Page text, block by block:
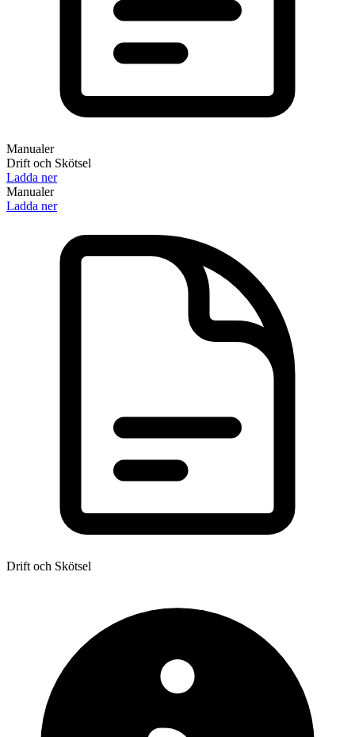
Manualer
Drift och Skötsel
Ladda ner
Manualer
Ladda ner
Drift och Skötsel